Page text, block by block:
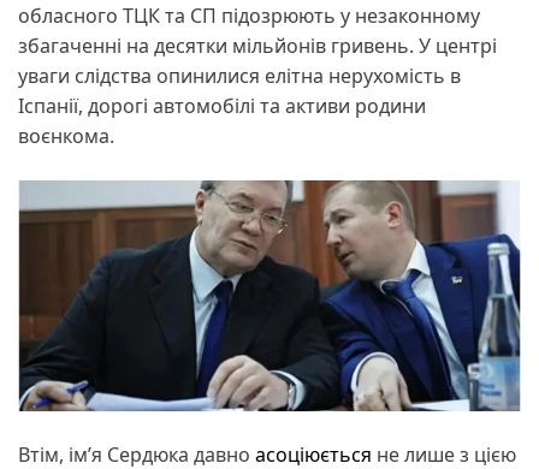
обласного ТЦК та СП підозрюють у незаконному
збагаченні на десятки мільйонів гривень. У центрі
уваги слідства опинилися елітна нерухомість в
Іспанії, дорогі автомобілі та активи родини
воєнкома.
Втім, ім’я Сердюка давно асоціюється не лише з цією